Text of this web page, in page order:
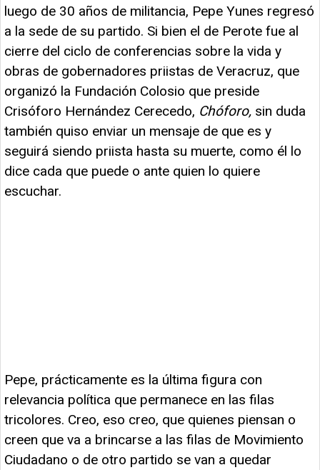
luego de 30 años de militancia, Pepe Yunes regresó
a la sede de su partido. Si bien el de Perote fue al
cierre del ciclo de conferencias sobre la vida y
obras de gobernadores priistas de Veracruz, que
organizó la Fundación Colosio que preside
Crisóforo Hernández Cerecedo, Chóforo, sin duda
también quiso enviar un mensaje de que es y
seguirá siendo priista hasta su muerte, como él lo
dice cada que puede o ante quien lo quiere
escuchar.
Pepe, prácticamente es la última figura con
relevancia política que permanece en las filas
tricolores. Creo, eso creo, que quienes piensan o
creen que va a brincarse a las filas de Movimiento
Ciudadano o de otro partido se van a quedar